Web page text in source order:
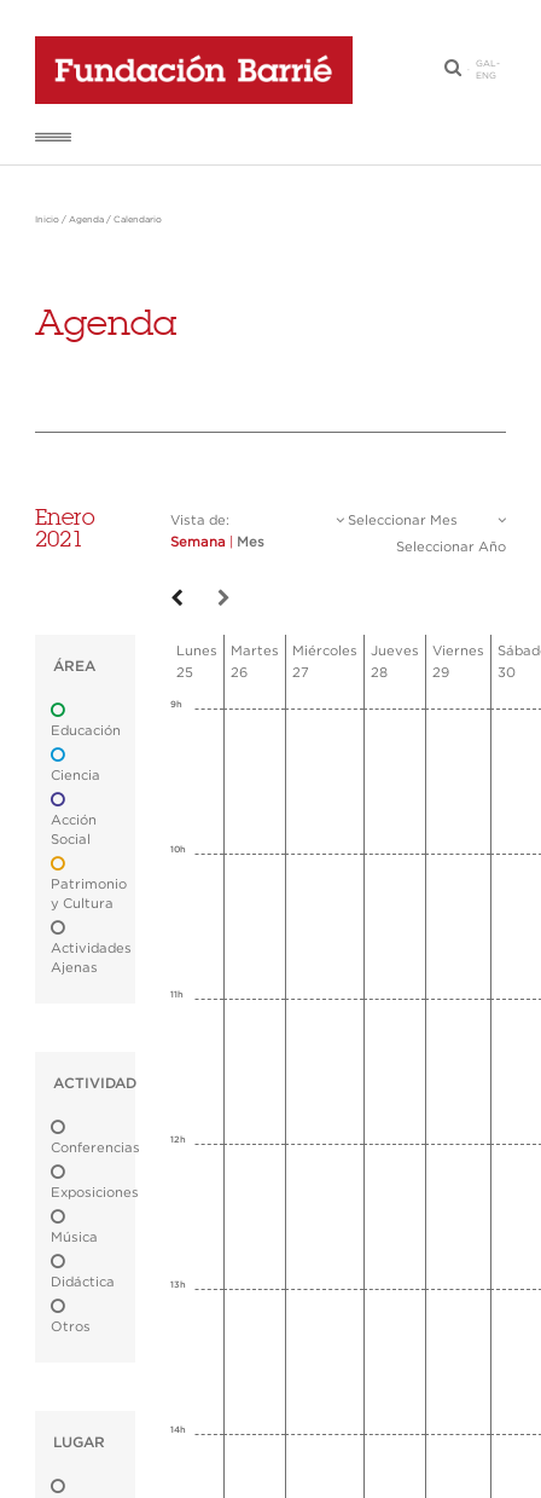
·
GAL-
ENG
Inicio / Agenda / Calendario
Agenda
Enero
2021
Vista de:
Semana
Mes
Seleccionar Mes
Seleccionar Año
ÁREA
Educación
Ciencia
Acción
Social
Patrimonio
y Cultura
Actividades
Ajenas
ACTIVIDAD
Conferencias
Exposiciones
Música
Didáctica
Otros
LUGAR
Lunes
25
Martes
26
Miércoles
27
Jueves
28
Viernes
29
30
9h
10h
11h
12h
13h
14h